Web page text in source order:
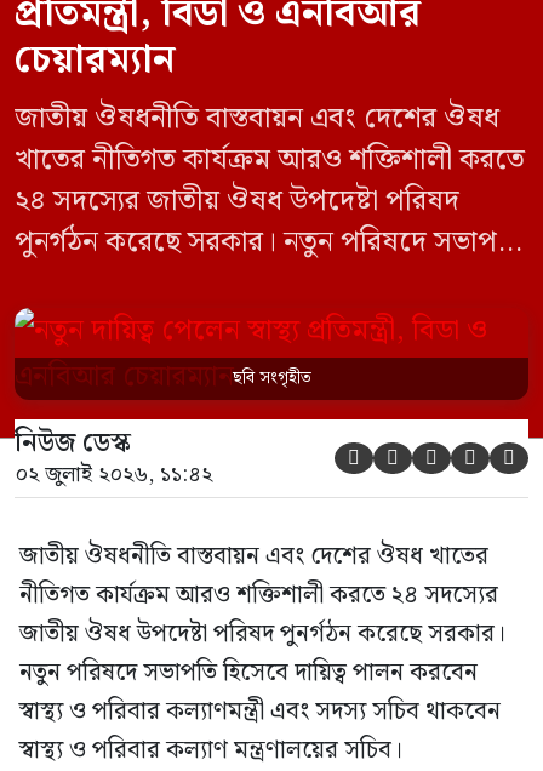
প্রতিমন্ত্রী, বিডা ও এনবিআর
চেয়ারম্যান
জাতীয় ঔষধনীতি বাস্তবায়ন এবং দেশের ঔষধ
খাতের নীতিগত কার্যক্রম আরও শক্তিশালী করতে
২৪ সদস্যের জাতীয় ঔষধ উপদেষ্টা পরিষদ
পুনর্গঠন করেছে সরকার। নতুন পরিষদে সভাপতি
কল্যাণমন্ত্রী এবং সদস্য সচিব থাকবেন স্বাস্থ্য ও
পরিবার কল্যাণ মন্ত্রণালয়ের সচিব। একই সঙ্গে
স্বাস্থ্য প্রতিমন্ত্রী, বাংলাদেশ বিনিয়োগ উন্নয়ন
কর্তৃপক্ষ (বিডা)-এর নির্বাহী চেয়ারম্যান এবং
জাতীয় […]
ছবি সংগৃহীত
নিউজ ডেস্ক
০২ জুলাই ২০২৬, ১১:৪২     
জাতীয় ঔষধনীতি বাস্তবায়ন এবং দেশের ঔষধ খাতের
নীতিগত কার্যক্রম আরও শক্তিশালী করতে ২৪ সদস্যের
জাতীয় ঔষধ উপদেষ্টা পরিষদ পুনর্গঠন করেছে সরকার।
নতুন পরিষদে সভাপতি হিসেবে দায়িত্ব পালন করবেন
স্বাস্থ্য ও পরিবার কল্যাণমন্ত্রী এবং সদস্য সচিব থাকবেন
স্বাস্থ্য ও পরিবার কল্যাণ মন্ত্রণালয়ের সচিব।